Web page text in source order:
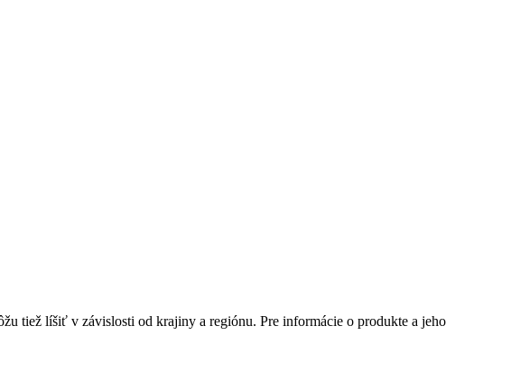
obličiek. Zvoľte si mesto, ktoré potrebujete a navštívte nás.
tiež líšiť v závislosti od krajiny a regiónu. Pre informácie o produkte a jeho